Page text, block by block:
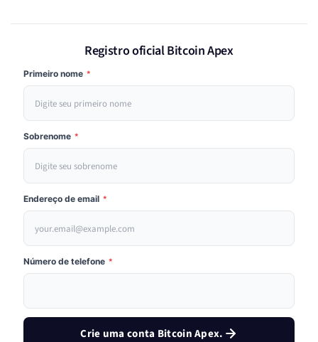
Registro oficial Bitcoin Apex
Primeiro nome *
Sobrenome *
Endereço de email *
Número de telefone *
Crie uma conta Bitcoin Apex.